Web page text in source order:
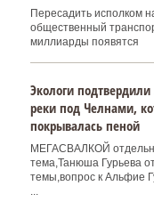
Пересадить исполком
общественный
миллиарды появятся
Экологи подтвердили
реки под Челнами,
покрывалась пеной
МЕГАСВАЛКОЙ
тема,Танюша Гурьева
темы,вопрос к Альфие
...